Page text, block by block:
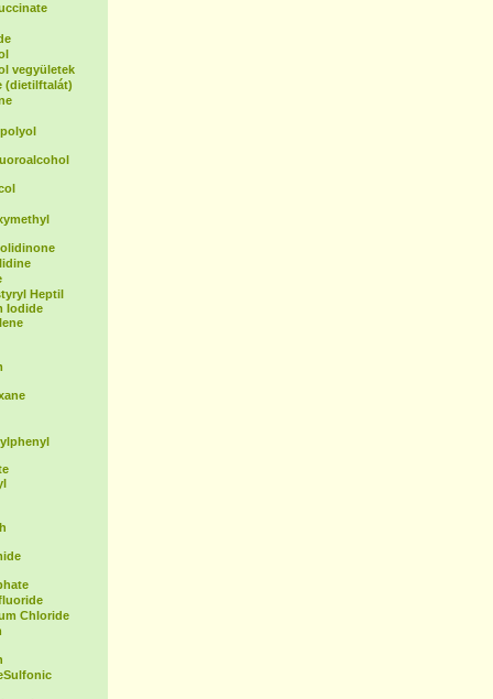
vegyületek
(dietilftalát)
Heptil
Iodide
Chloride